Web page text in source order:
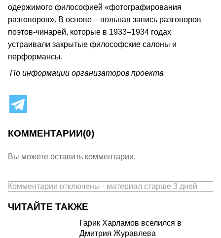
одержимого философией «фотографирования
разговоров». В основе – вольная запись разговоров
поэтов-чинарей, которые в 1933–1934 годах
устраивали закрытые философские салоны и
перформансы.
По информации организаторов проекта
КОММЕНТАРИИ(0)
Вы можете оставить комментарии.
Комментарии отключены - материал старше 3 дней
ЧИТАЙТЕ ТАКЖЕ
Гарик Харламов вселился в
Дмитрия Журавлева